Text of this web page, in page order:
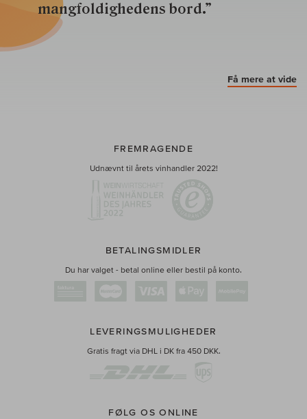
mangfoldighedens bord.”
Få mere at vide
FREMRAGENDE
Udnævnt til årets vinhandler 2022!
BETALINGSMIDLER
Du har valget - betal online eller bestil på konto.
LEVERINGSMULIGHEDER
Gratis fragt via DHL i DK fra 450 DKK.
FØLG OS ONLINE